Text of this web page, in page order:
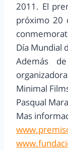
2011. El
próximo 20
Día Mundial
Además
Minimal
Pasqual
Mas